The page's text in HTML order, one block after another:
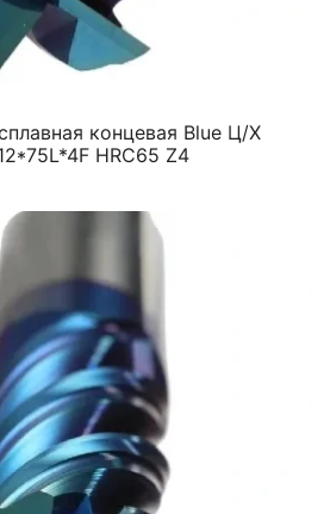
концевая Blue Ц/Х
HRC65 Z4